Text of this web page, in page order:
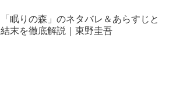
「眠りの森」のネタバレ＆あらすじと
結末を徹底解説｜東野圭吾